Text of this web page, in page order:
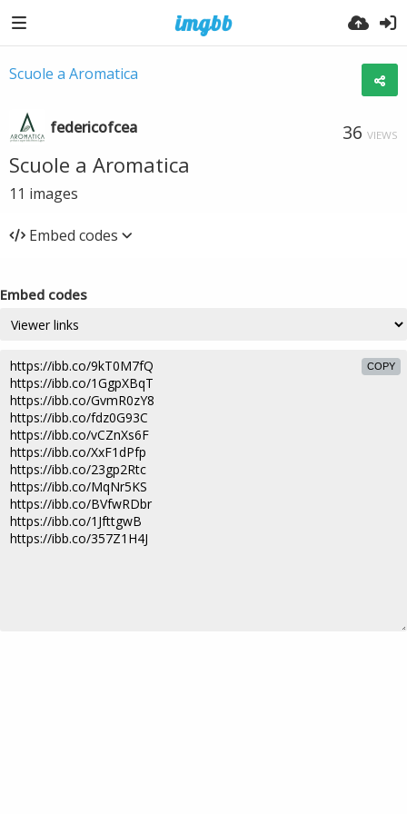
Scuole a Aromatica
federicofcea 36 VIEWS
Scuole a Aromatica
11 images
Embed codes
Embed codes
COPY